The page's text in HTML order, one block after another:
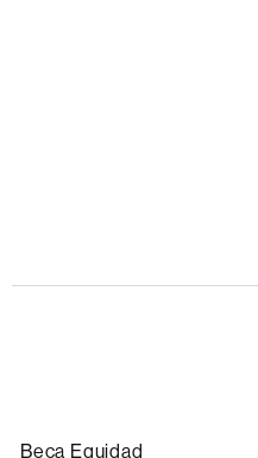
Beca Equidad